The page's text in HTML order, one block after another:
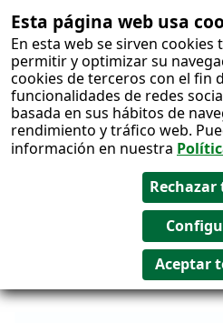
Esta página web usa
En esta web se sirven cookies
permitir y optimizar su
cookies de terceros con el fin
funcionalidades de redes
basada en sus hábitos de
rendimiento y tráfico web.
información en nuestra
Salto al
contenido